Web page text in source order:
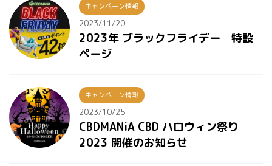
キャンペーン情報
2023/11/20
2023年 ブラックフライデー 特設
ページ
キャンペーン情報
2023/10/25
CBDMANiA CBD ハロウィン祭り
2023 開催のお知らせ